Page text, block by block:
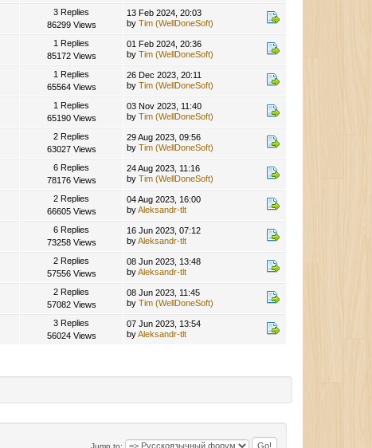
3 Replies
86299 Views
13 Feb 2024, 20:03
byTim (WellDoneSoft)
1 Replies
85172 Views
01 Feb 2024, 20:36
byTim (WellDoneSoft)
1 Replies
65564 Views
26 Dec 2023, 20:11
byTim (WellDoneSoft)
1 Replies
65190 Views
03 Nov 2023, 11:40
byTim (WellDoneSoft)
2 Replies
63027 Views
29 Aug 2023, 09:56
byTim (WellDoneSoft)
6 Replies
78176 Views
24 Aug 2023, 11:16
byTim (WellDoneSoft)
2 Replies
66605 Views
04 Aug 2023, 16:00
byAleksandr-tlt
6 Replies
73258 Views
16 Jun 2023, 07:12
byAleksandr-tlt
2 Replies
57556 Views
08 Jun 2023, 13:48
byAleksandr-tlt
2 Replies
57082 Views
08 Jun 2023, 11:45
byTim (WellDoneSoft)
3 Replies
56024 Views
07 Jun 2023, 13:54
byAleksandr-tlt
Jump to: